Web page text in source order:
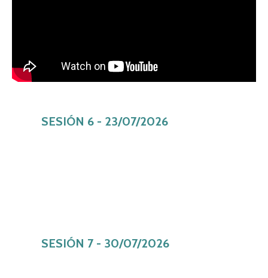
SESIÓN 6 - 23/07/2026
SESIÓN 7 - 30/07/2026